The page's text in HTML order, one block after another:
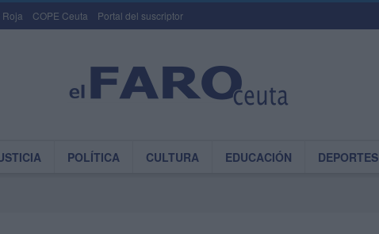
Roja COPE Ceuta Portal del suscriptor
POLÍTICA CULTURA EDUCACIÓN DEPORTES